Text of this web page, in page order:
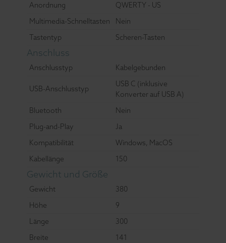
Anordnung
QWERTY - US
Multimedia-Schnelltasten
Nein
Tastentyp
Scheren-Tasten
Anschluss
Anschlusstyp Kabelgebunden
USB-Anschlusstyp
USB C (inklusive
Konverter auf USB A)
Bluetooth
Nein
Plug-and-Play
Ja
Kompatibilität
Windows, MacOS
Kabellänge
150
Gewicht und Größe
Gewicht
380
Höhe
9
Länge
300
Breite
141